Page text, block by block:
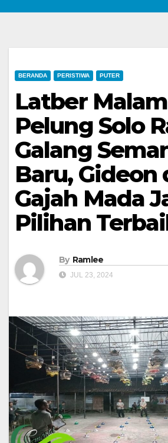
BERANDA PERISTIWA PUTER
Latber
Pelung Solo
Galang
Baru, Gideon
Gajah Mada
Pilihan
By Ramlee
JUL 23, 2024